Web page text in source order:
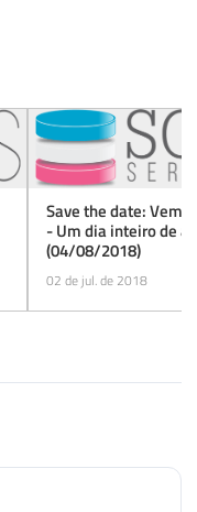
Save the date: Vem
- Um dia inteiro de
(04/08/2018)
02 de jul. de 2018